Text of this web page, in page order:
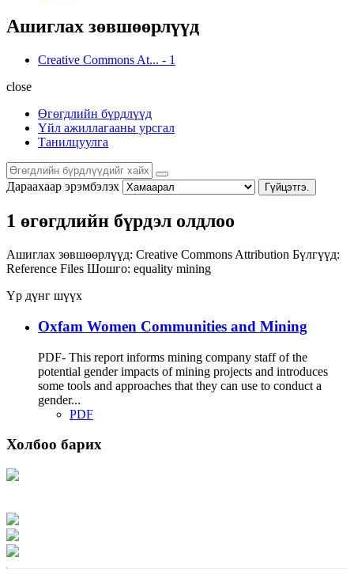
Ашиглах зөвшөөрлүүд
Creative Commons At... - 1
close
Өгөгдлийн бүрдлүүд
Үйл ажиллагааны урсгал
Танилцуулга
Дараахаар эрэмбэлэх Гүйцэтгэ.
1 өгөгдлийн бүрдэл олдлоо
Ашиглах зөвшөөрлүүд: Creative Commons Attribution Бүлгүүд:
Reference Files Шошго: equality mining
Үр дүнг шүүх
Oxfam Women Communities and Mining
PDF- This report informs mining company staff of the
potential gender impacts of mining projects and introduces
some tools and approaches that they can use to conduct a
gender...
PDF
Холбоо барих